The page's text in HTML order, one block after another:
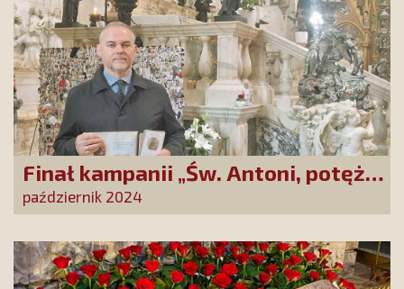
Finał kampanii „Św. Antoni, potężny
Cudotwórco, módl się za nami!”
październik 2024